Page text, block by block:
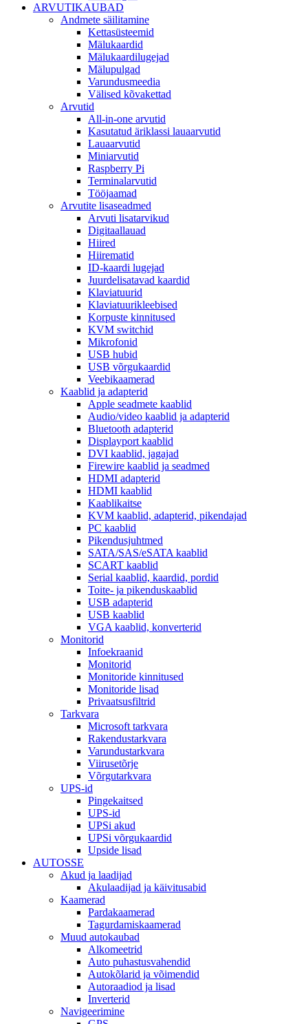
ARVUTIKAUBAD
Andmete säilitamine
Kettasüsteemid
Mälukaardid
Mälukaardilugejad
Mälupulgad
Varundusmeedia
Välised kõvakettad
Arvutid
All-in-one arvutid
Kasutatud äriklassi lauaarvutid
Lauaarvutid
Miniarvutid
Raspberry Pi
Terminalarvutid
Tööjaamad
Arvutite lisaseadmed
Arvuti lisatarvikud
Digitaallauad
Hiired
Hiirematid
ID-kaardi lugejad
Juurdelisatavad kaardid
Klaviatuurid
Klaviatuurikleebised
Korpuste kinnitused
KVM switchid
Mikrofonid
USB hubid
USB võrgukaardid
Veebikaamerad
Kaablid ja adapterid
Apple seadmete kaablid
Audio/video kaablid ja adapterid
Bluetooth adapterid
Displayport kaablid
DVI kaablid, jagajad
Firewire kaablid ja seadmed
HDMI adapterid
HDMI kaablid
Kaablikaitse
KVM kaablid, adapterid, pikendajad
PC kaablid
Pikendusjuhtmed
SATA/SAS/eSATA kaablid
SCART kaablid
Serial kaablid, kaardid, pordid
Toite- ja pikenduskaablid
USB adapterid
USB kaablid
VGA kaablid, konverterid
Monitorid
Infoekraanid
Monitorid
Monitoride kinnitused
Monitoride lisad
Privaatsusfiltrid
Tarkvara
Microsoft tarkvara
Rakendustarkvara
Varundustarkvara
Viirusetõrje
Võrgutarkvara
UPS-id
Pingekaitsed
UPS-id
UPSi akud
UPSi võrgukaardid
Upside lisad
AUTOSSE
Akud ja laadijad
Akulaadijad ja käivitusabid
Kaamerad
Pardakaamerad
Tagurdamiskaamerad
Muud autokaubad
Alkomeetrid
Auto puhastusvahendid
Autokõlarid ja võimendid
Autoraadiod ja lisad
Inverterid
Navigeerimine